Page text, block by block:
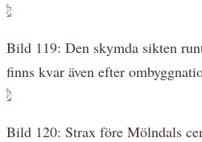
Bild 119: Den skymda sikten
finns kvar även efter
Bild 120: Strax före Mölndals